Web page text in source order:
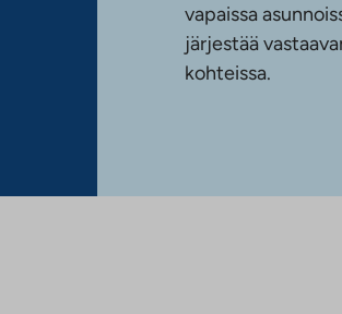
vapaissa
järjestää
kohteissa.